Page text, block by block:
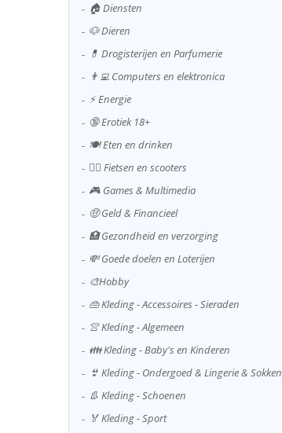
🏠 Diensten
🐶 Dieren
💊 Drogisterijen en Parfumerie
👨‍💻 Computers en elektronica
⚡ Energie
🔞 Erotiek 18+
🍽️ Eten en drinken
🚴‍♂️ Fietsen en scooters
🎮 Games & Multimedia
🤑 Geld & Financieel
🏥 Gezondheid en verzorging
💸 Goede doelen en Loterijen
🎨Hobby
👜 Kleding - Accessoires - Sieraden
👚 Kleding - Algemeen
👪 Kleding - Baby's en Kinderen
👙 Kleding - Ondergoed & Lingerie & Sokken
👢 Kleding - Schoenen
🏅 Kleding - Sport